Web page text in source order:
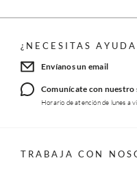
¿NECESITAS
Envíanos un email
Comunícate con nuestro
Horario de atención de lunes a
TRABAJA CON